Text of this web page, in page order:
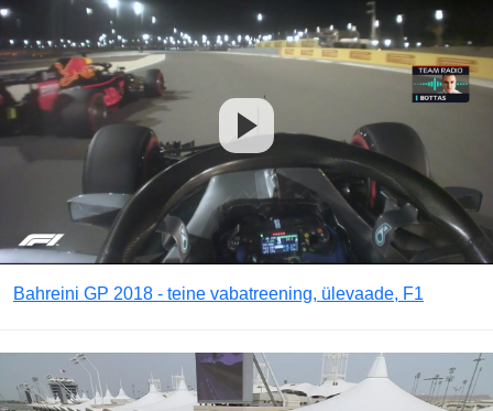
Bahreini GP 2018 - teine vabatreening, ülevaade, F1